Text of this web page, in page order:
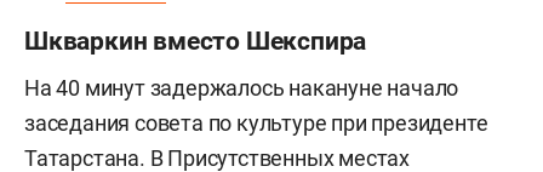
Шкваркин вместо Шекспира
На 40 минут задержалось накануне начало
заседания совета по культуре при президенте
Татарстана. В Присутственных местах